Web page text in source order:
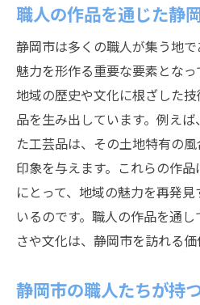
職人の作品を通じた静
静岡市は多くの職人が集う地
魅力を形作る重要な要素となっ
地域の歴史や文化に根ざした
品を生み出しています。例え
た工芸品は、その土地特有の
印象を与えます。これらの作
にとって、地域の魅力を再発
いるのです。職人の作品を通
さや文化は、静岡市を訪れる価
静岡市の職人たちが持